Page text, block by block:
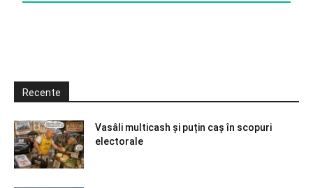
Recente
Vasâli multicash și puțin caș în scopuri
electorale